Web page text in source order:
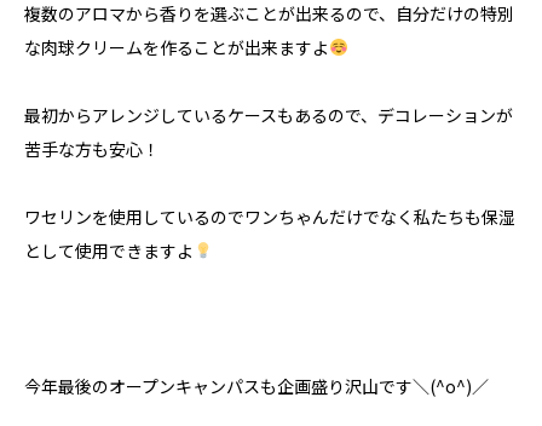
複数のアロマから香りを選ぶことが出来るので、自分だけの特別
な肉球クリームを作ることが出来ますよ
最初からアレンジしているケースもあるので、デコレーションが
苦手な方も安心！
ワセリンを使用しているのでワンちゃんだけでなく私たちも保湿
として使用できますよ
今年最後のオープンキャンパスも企画盛り沢山です＼(^o^)／